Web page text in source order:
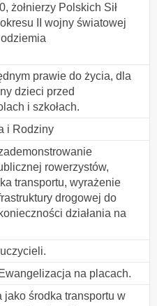
żołnierzy Polskich Sił
II wojny światowej
prawie do życia, dla
dzieci przed
i szkołach.
i Rodziny
rowerzystów,
transportu, wyrażenie
drogowej do
działania na
na placach.
jako środka transportu w